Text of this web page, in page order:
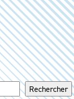
Rechercher